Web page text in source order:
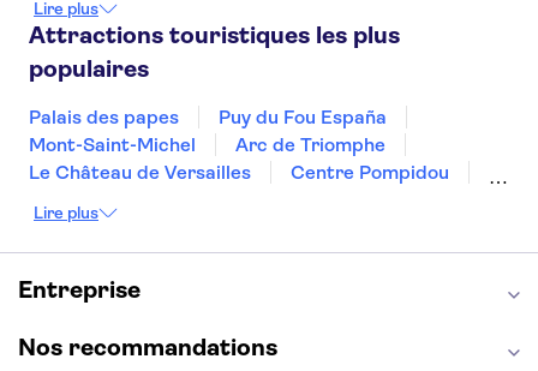
Dubai
Copenhague Minorque
Lire plus
Attractions touristiques les plus
populaires
Palais des papes
Puy du Fou España
Mont-Saint-Michel
Arc de Triomphe
Le Château de Versailles
Centre Pompidou
La Chapelle Sixtine
La Sagrada Familia
Musée d'Orsay
Statue de la Liberté
Cathédrale Notre Dame
Giverny
Opéra Garnier
Lire plus
Entreprise
Nos recommandations